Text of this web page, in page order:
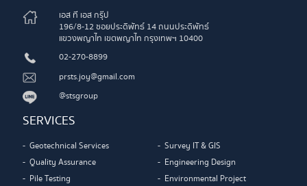
เอส ที เอส กรุ๊ป
196/8-12 ซอยประดิพัทธ์ 14 ถนนประดิพัทธ์
แขวงพญาไท เขตพญาไท กรุงเทพฯ 10400
02-270-8899
prsts.joy@gmail.com
@stsgroup
SERVICES
Geotechnical Services
Quality Assurance
Pile Testing
Survey IT & GIS
Engineering Design
Environmental Project